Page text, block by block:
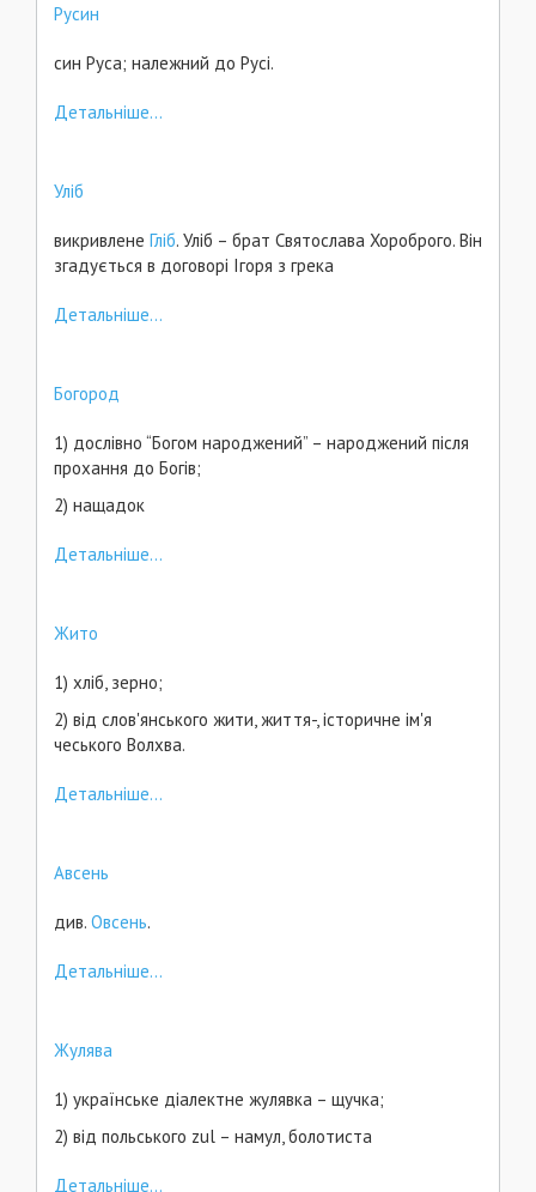
Русин
син Руса; належний до Русі.
Детальніше...
Уліб
викривлене Гліб. Уліб – брат Святослава Хороброго. Він
згадується в договорі Ігоря з грека
Детальніше...
Богород
1) дослівно “Богом народжений” – народжений після
прохання до Богів;
2) нащадок
Детальніше...
Жито
1) хліб, зерно;
2) від слов'янського жити, життя-, історичне ім'я
чеського Волхва.
Детальніше...
Авсень
див. Овсень.
Детальніше...
Жулява
1) українське діалектне жулявка – щучка;
2) від польського zul – намул, болотиста
Детальніше...